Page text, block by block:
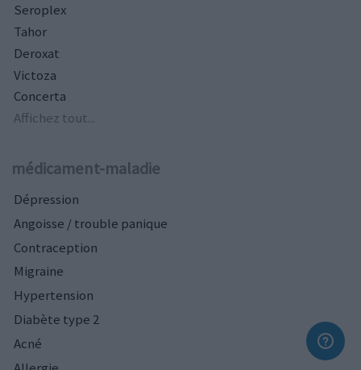
Seroplex
Tahor
Deroxat
Victoza
Concerta
Affichez tout...
médicament-maladie
Dépression
Angoisse / trouble panique
Contraception
Migraine
Hypertension
Diabète type 2
Acné